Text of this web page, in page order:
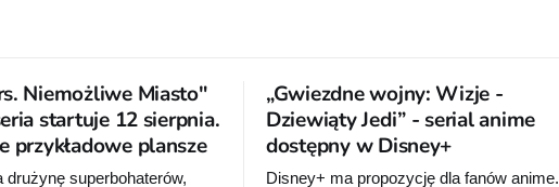
Niemożliwe Miasto"
startuje 12 sierpnia.
przykładowe plansze
drużynę superbohaterów,
„Gwiezdne wojny: Wizje -
Dziewiąty Jedi” - serial anime
dostępny w Disney+
Disney+ ma propozycję dla fanów anime.